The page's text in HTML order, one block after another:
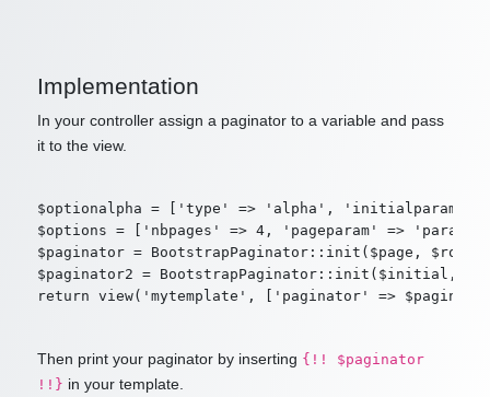
Implementation
In your controller assign a paginator to a variable and pass
it to the view.
$optionalpha = ['type' => 'alpha', 'initialparam'
$options = ['nbpages' => 4, 'pageparam' =>
$paginator = BootstrapPaginator::init($page,
$paginator2 = BootstrapPaginator::init($initial,
Then print your paginator by inserting {!! $paginator
!!} in your template.